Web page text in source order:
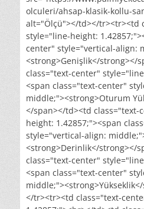
olculeri/ahsap-klasik-kollu-
alt="Ölçü"></td></tr><tr><td
style="line-height:
center" style="vertical-align:
<strong>Genişlik</strong></
class="text-center"
<span class="text-center"
middle;"><strong>Oturum
</span></td><td class="text-
height: 1.42857;"><span
style="vertical-align:
<strong>Derinlik</strong></
class="text-center"
<span class="text-center"
</tr><tr><td class="text-